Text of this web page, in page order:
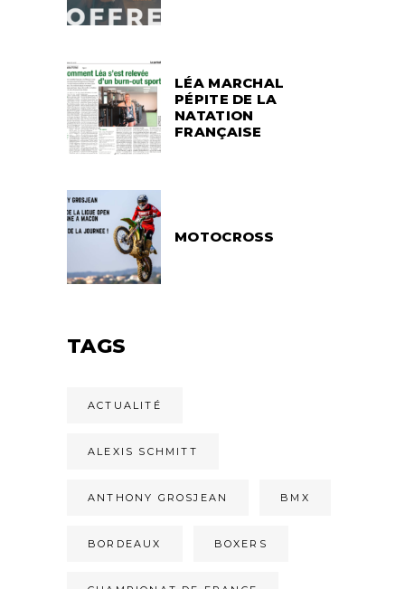
LÉA MARCHAL
PÉPITE DE LA
NATATION
FRANÇAISE
MOTOCROSS
TAGS
ACTUALITÉ
ALEXIS SCHMITT
ANTHONY GROSJEAN BMX
BORDEAUX BOXERS